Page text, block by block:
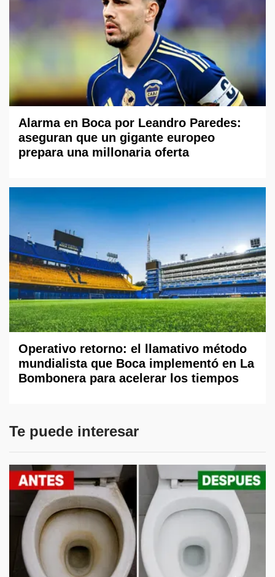
Alarma en Boca por Leandro Paredes:
aseguran que un gigante europeo
prepara una millonaria oferta
Operativo retorno: el llamativo método
mundialista que Boca implementó en La
Bombonera para acelerar los tiempos
Te puede interesar